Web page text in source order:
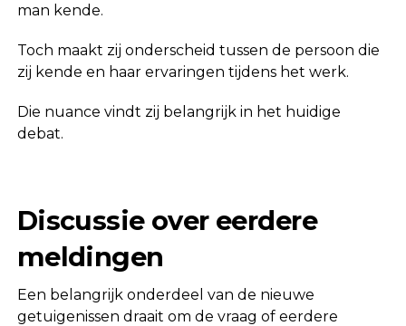
man kende.
Toch maakt zij onderscheid tussen de persoon die
zij kende en haar ervaringen tijdens het werk.
Die nuance vindt zij belangrijk in het huidige
debat.
Discussie over eerdere
meldingen
Een belangrijk onderdeel van de nieuwe
getuigenissen draait om de vraag of eerdere